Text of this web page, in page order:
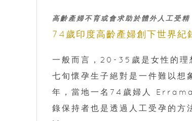
高齡產婦不育或會求助於體外人工受精
74歲印度高齡產婦創下世界紀
一般而言，20-35歲是女性的理
七旬懷孕生子絕對是一件難以
年，當地一名74歲婦人
錄保持者也是透過人工受孕的